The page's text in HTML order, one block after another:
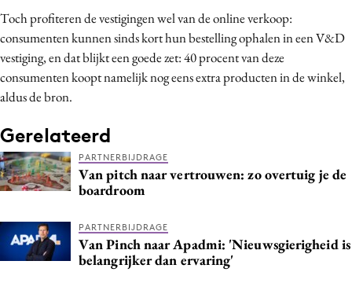
Toch profiteren de vestigingen wel van de online verkoop:
consumenten kunnen sinds kort hun bestelling ophalen in een V&D
vestiging, en dat blijkt een goede zet: 40 procent van deze
consumenten koopt namelijk nog eens extra producten in de winkel,
aldus de bron.
Gerelateerd
PARTNERBIJDRAGE
Van pitch naar vertrouwen: zo overtuig je de
boardroom
PARTNERBIJDRAGE
Van Pinch naar Apadmi: 'Nieuwsgierigheid is
belangrijker dan ervaring'